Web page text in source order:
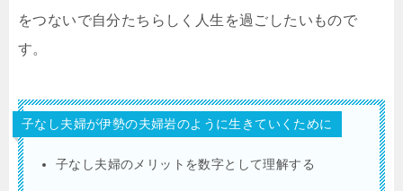
をつないで自分たちらしく人生を過ごしたいもので
す。
子なし夫婦が伊勢の夫婦岩のように生きていくために
子なし夫婦のメリットを数字として理解する